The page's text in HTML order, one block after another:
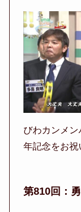
びわカンメ
年記念をお
第810回：